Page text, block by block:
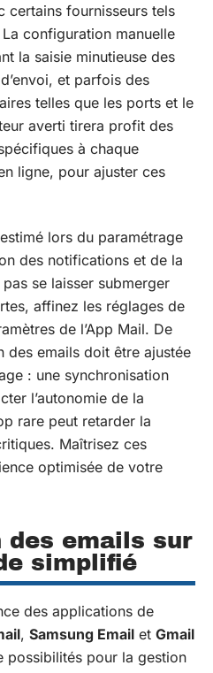
certains fournisseurs tels
La configuration manuelle
la saisie minutieuse des
et parfois des
telles que les ports et le
averti tirera profit des
à chaque
ligne, pour ajuster ces
lors du paramétrage
des notifications et de la
se laisser submerger
affinez les réglages de
de l’App Mail. De
des emails doit être ajustée
: une synchronisation
l’autonomie de la
rare peut retarder la
Maîtrisez ces
optimisée de votre
des emails sur
simplifié
des applications de
, Samsung Email et Gmail
possibilités pour la gestion